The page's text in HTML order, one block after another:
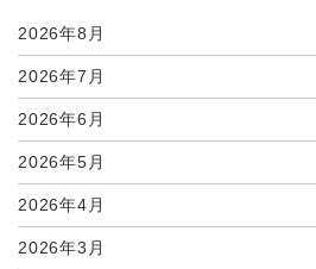
08月01日丸亀市・善通寺市で家...
2026年8月
2026年7月
2026年6月
2026年5月
2026年4月
2026年3月